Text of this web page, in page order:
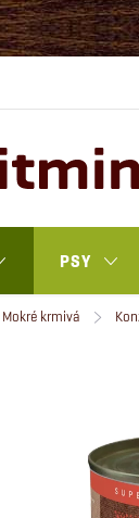
PSY
Mokré krmivá